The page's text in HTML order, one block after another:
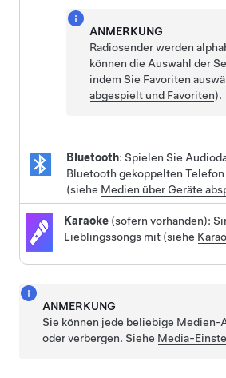
ANMERKUNG
Radiosender werden
können die Auswahl der
indem Sie Favoriten
abgespielt und Favoriten).
Bluetooth: Spielen Sie
Bluetooth gekoppelten
(siehe Medien über Geräte
Karaoke (sofern vorhanden):
Lieblingssongs mit (siehe
ANMERKUNG
Sie können jede beliebige Medien-
oder verbergen. Siehe Media-